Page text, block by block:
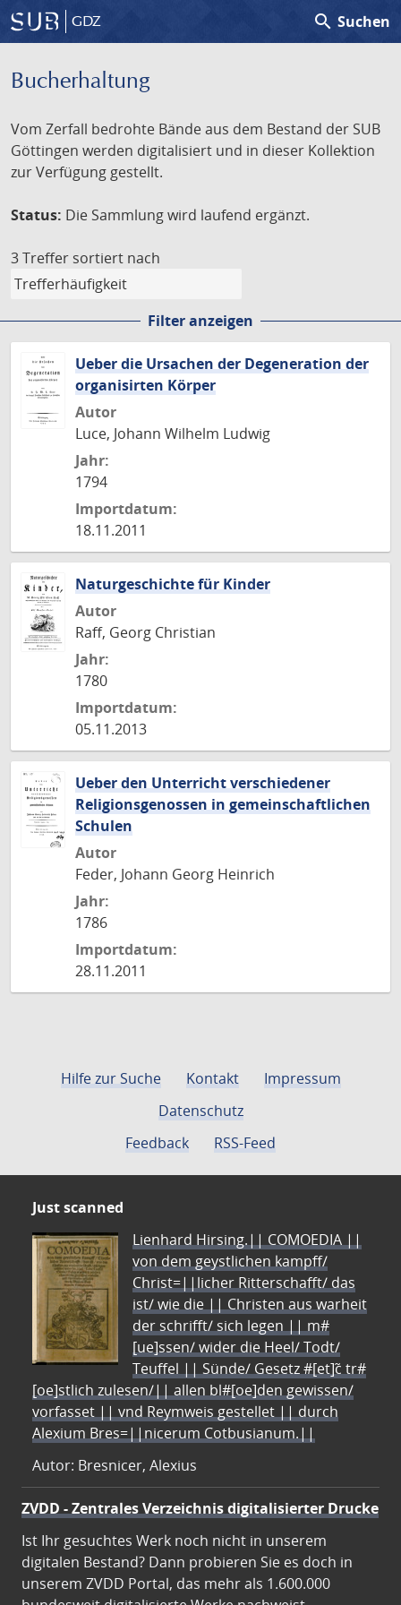
GDZ search Suchen
Bucherhaltung
Vom Zerfall bedrohte Bände aus dem Bestand der SUB
Göttingen werden digitalisiert und in dieser Kollektion
zur Verfügung gestellt.
Status: Die Sammlung wird laufend ergänzt.
3 Treffer sortiert nach
Filter anzeigen
Ueber die Ursachen der Degeneration der
organisirten Körper
Autor
Luce, Johann Wilhelm Ludwig
Jahr:
1794
Importdatum:
18.11.2011
Naturgeschichte für Kinder
Autor
Raff, Georg Christian
Jahr:
1780
Importdatum:
05.11.2013
Ueber den Unterricht verschiedener
Religionsgenossen in gemeinschaftlichen
Schulen
Autor
Feder, Johann Georg Heinrich
Jahr:
1786
Importdatum:
28.11.2011
Hilfe zur Suche Kontakt
Impressum
Datenschutz
Feedback
RSS-Feed
Just scanned
Lienhard Hirsing.|| COMOEDIA ||
von dem geystlichen kampff/
Christ=||licher Ritterschafft/ das
ist/ wie die || Christen aus warheit
der schrifft/ sich legen || m#
[ue]ssen/ wider die Heel/ Todt/
Teuffel || Sünde/ Gesetz #[et]c̃ tr#
[oe]stlich zulesen/|| allen bl#[oe]den gewissen/
vorfasset || vnd Reymweis gestellet || durch
Alexium Bres=||nicerum Cotbusianum.||
Autor: Bresnicer, Alexius
ZVDD - Zentrales Verzeichnis digitalisierter Drucke
Ist Ihr gesuchtes Werk noch nicht in unserem
digitalen Bestand? Dann probieren Sie es doch in
unserem ZVDD Portal, das mehr als 1.600.000